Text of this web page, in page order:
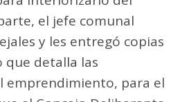
el jefe comunal
y les entregó copias
que detalla las
emprendimiento, para el